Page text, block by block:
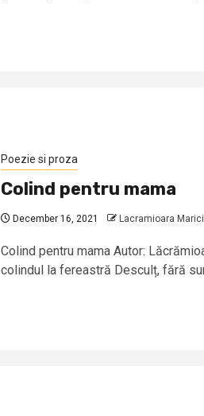
Poezie si proza
Colind pentru mama
December 16, 2021 Lacramioara
Colind pentru mama Autor:
colindul la fereastră Desculț, fără